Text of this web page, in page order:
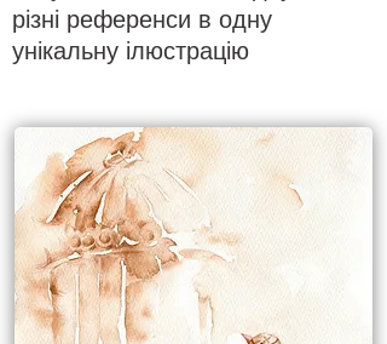
різні референси в одну
унікальну ілюстрацію